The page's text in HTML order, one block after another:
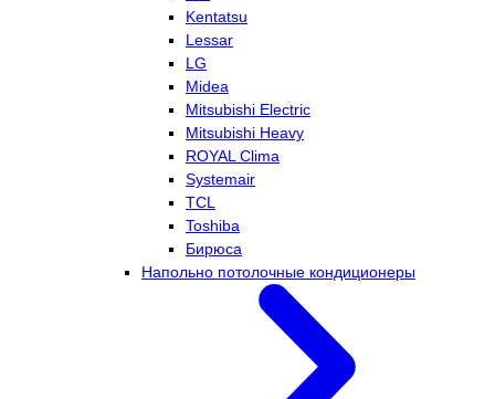
Kentatsu
Lessar
LG
Midea
Mitsubishi Electric
Mitsubishi Heavy
ROYAL Clima
Systemair
TCL
Toshiba
Бирюса
Напольно потолочные кондиционеры